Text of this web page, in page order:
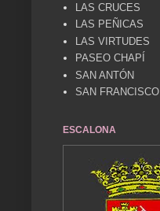
LAS CRUCES
LAS PEÑICAS
LAS VIRTUDES
PASEO CHAPÍ
SAN ANTÓN
SAN FRANCISCO
ESCALONA